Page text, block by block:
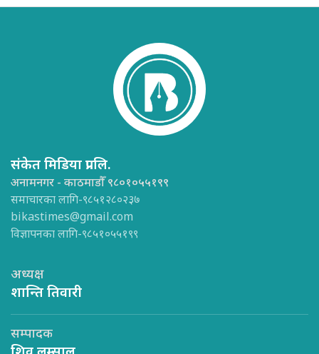
संकेत मिडिया प्रा.लि.
अनामनगर - काठमाडौँ ९८०१०५५१९९
समाचारका लागि-९८५१२८०२३७
bikastimes@gmail.com
विज्ञापनका लागि-९८५१०५५१९९
अध्यक्ष
शान्ति तिवारी
सम्पादक